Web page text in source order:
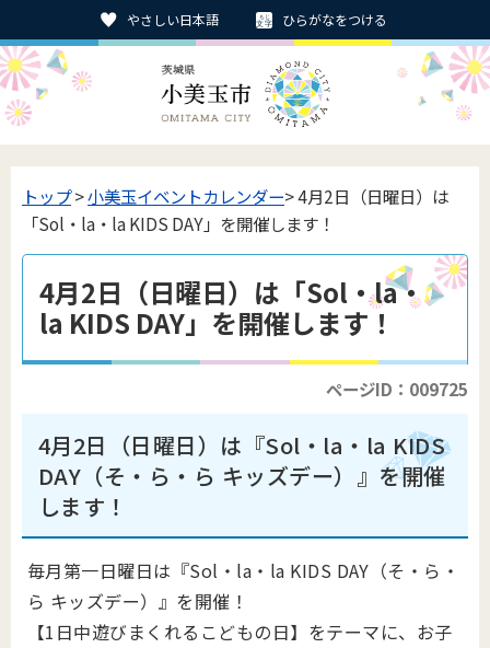
やさしい日本語 ひらがなをつける
トップ>小美玉イベントカレンダー> 4月2日（日曜日）は
「Sol・la・la KIDS DAY」を開催します！
4月2日（日曜日）は「Sol・la・
la KIDS DAY」を開催します！
ページID：009725
4月2日（日曜日）は『Sol・la・la KIDS
DAY（そ・ら・ら キッズデー）』を開催
します！
毎月第一日曜日は『Sol・la・la KIDS DAY（そ・ら・
ら キッズデー）』を開催！
【1日中遊びまくれるこどもの日】をテーマに、お子